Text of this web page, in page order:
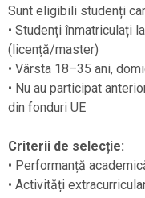
Sunt eligibili studenți
• Studenți înmatriculați
(licență/master)
• Vârsta 18–35 ani,
• Nu au participat
din fonduri UE
Criterii de selecție:
• Performanță
• Activități